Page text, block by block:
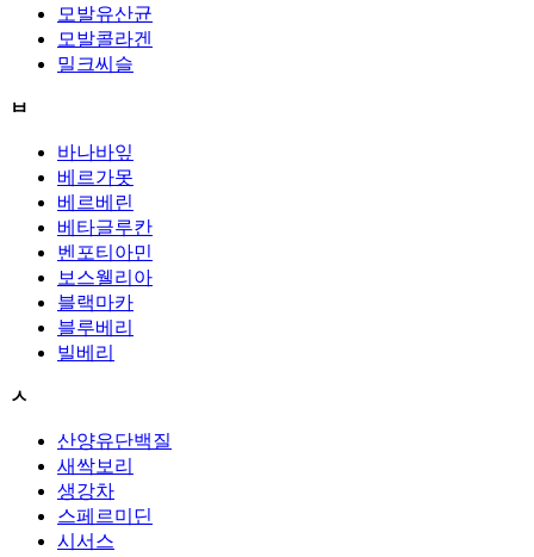
모발유산균
모발콜라겐
밀크씨슬
ㅂ
바나바잎
베르가못
베르베린
베타글루칸
벤포티아민
보스웰리아
블랙마카
블루베리
빌베리
ㅅ
산양유단백질
새싹보리
생강차
스페르미딘
시서스